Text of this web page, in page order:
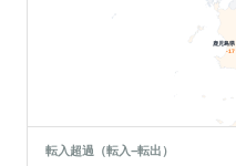
鹿児島県
-17
転入超過（転入−転出）